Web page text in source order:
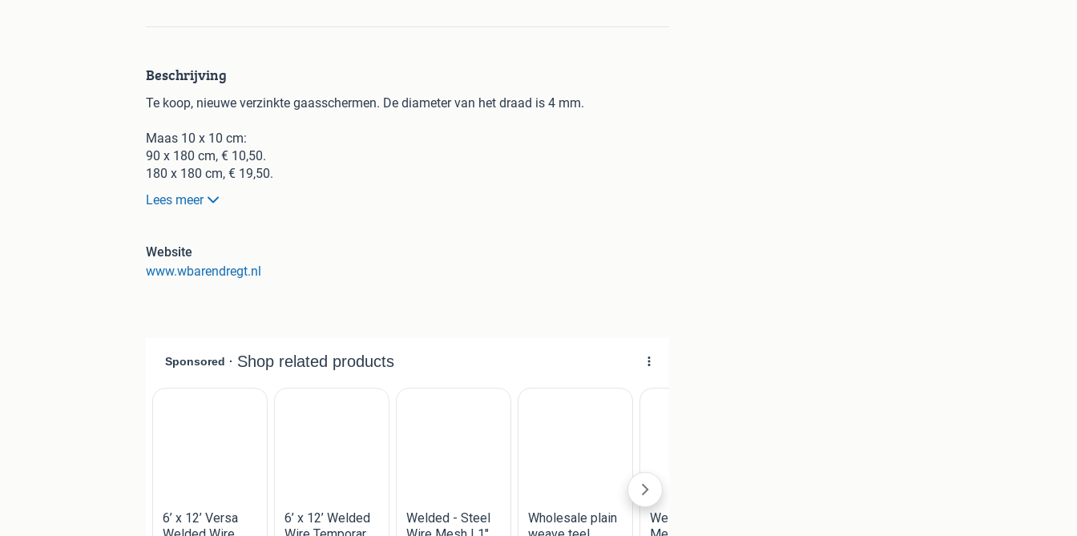
Beschrijving
Te koop, nieuwe verzinkte gaasschermen. De diameter van het draad is 4 mm.
Maas 10 x 10 cm:
90 x 180 cm, € 10,50.
180 x 180 cm, € 19,50.
Maas 5x 5 cm:
180 x 180 cm € 32,00.
Prijzen zijn per stuk en inclusief btw.
Prijzen zijn inclusief btw.
Bezorgen in de regio is mogelijk tegen meerprijs.
Lees meer
Website
www.wbarendregt.nl